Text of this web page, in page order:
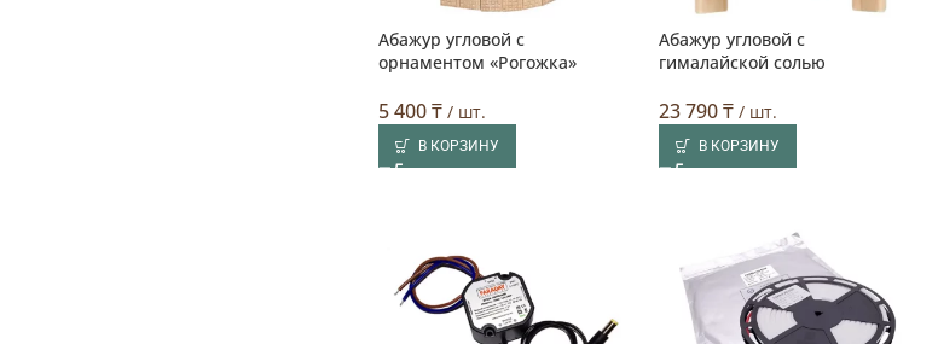
Абажур угловой с
орнаментом «Рогожка»
5 400₸/ шт.
В КОРЗИНУ
Абажур угловой с
гималайской солью
23 790₸ / шт.
В КОРЗИНУ